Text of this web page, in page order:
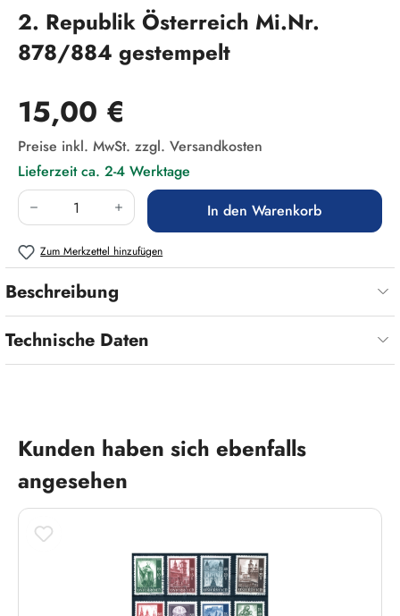
2. Republik Österreich Mi.Nr.
878/884 gestempelt
Regulärer Preis:
15,00 €
Preise inkl. MwSt. zzgl. Versandkosten
Lieferzeit ca. 2-4 Werktage
Produkt Anzahl: Gib den gewünschten Wert
In den Warenkorb
Zum Merkzettel hinzufügen
Beschreibung
Technische Daten
Produktgalerie überspringen
Kunden haben sich ebenfalls
angesehen